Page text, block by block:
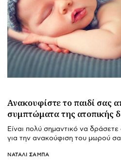
Ανακουφίστε το παιδί σας
συμπτώματα της ατοπικής
Είναι πολύ σημαντικό να
για την ανακούφιση του μωρού
ΝΑΤΑΛΊ ΣΑΜΠΆ